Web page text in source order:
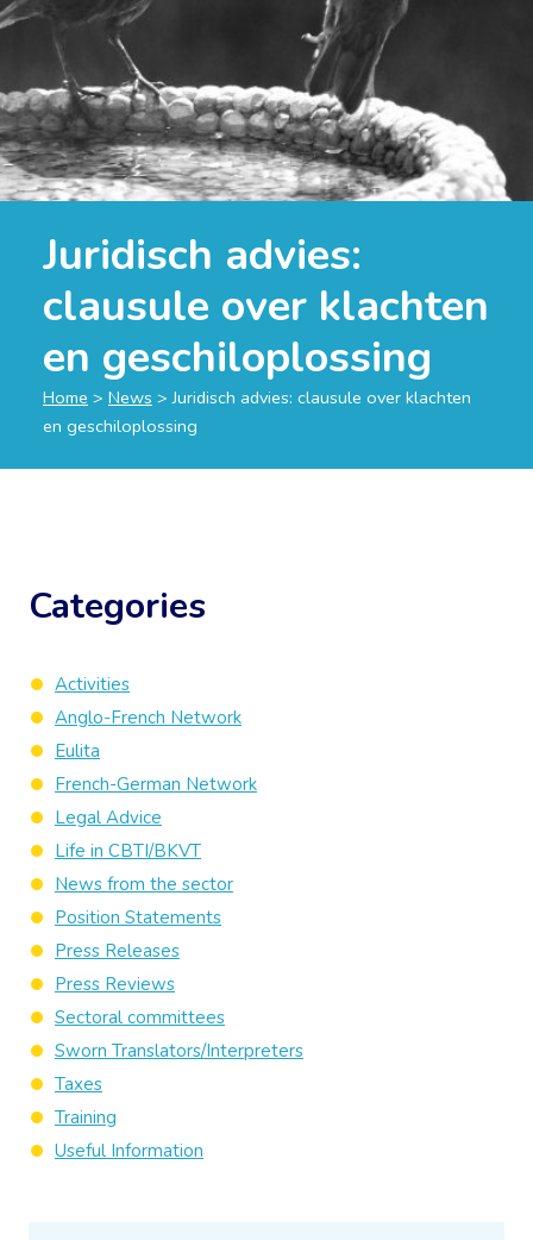
Juridisch advies:
clausule over klachten
en geschiloplossing
Home > News >Juridisch advies: clausule over klachten
en geschiloplossing
Categories
Activities
Anglo-French Network
Eulita
French-German Network
Legal Advice
Life in CBTI/BKVT
News from the sector
Position Statements
Press Releases
Press Reviews
Sectoral committees
Sworn Translators/Interpreters
Taxes
Training
Useful Information